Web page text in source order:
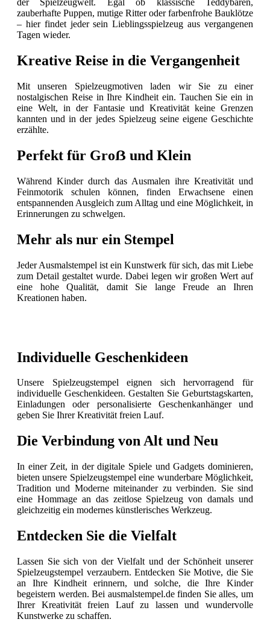
der Spielzeugwelt. Egal ob klassische Teddybären,
zauberhafte Puppen, mutige Ritter oder farbenfrohe Bauklötze
– hier findet jeder sein Lieblingsspielzeug aus vergangenen
Tagen wieder.
Kreative Reise in die Vergangenheit
Mit unseren Spielzeugmotiven laden wir Sie zu einer
nostalgischen Reise in Ihre Kindheit ein. Tauchen Sie ein in
eine Welt, in der Fantasie und Kreativität keine Grenzen
kannten und in der jedes Spielzeug seine eigene Geschichte
erzählte.
Perfekt für Groẞ und Klein
Während Kinder durch das Ausmalen ihre Kreativität und
Feinmotorik schulen können, finden Erwachsene einen
entspannenden Ausgleich zum Alltag und eine Möglichkeit, in
Erinnerungen zu schwelgen.
Mehr als nur ein Stempel
Jeder Ausmalstempel ist ein Kunstwerk für sich, das mit Liebe
zum Detail gestaltet wurde. Dabei legen wir großen Wert auf
eine hohe Qualität, damit Sie lange Freude an Ihren
Kreationen haben.
Individuelle Geschenkideen
Unsere Spielzeugstempel eignen sich hervorragend für
individuelle Geschenkideen. Gestalten Sie Geburtstagskarten,
Einladungen oder personalisierte Geschenkanhänger und
geben Sie Ihrer Kreativität freien Lauf.
Die Verbindung von Alt und Neu
In einer Zeit, in der digitale Spiele und Gadgets dominieren,
bieten unsere Spielzeugstempel eine wunderbare Möglichkeit,
Tradition und Moderne miteinander zu verbinden. Sie sind
eine Hommage an das zeitlose Spielzeug von damals und
gleichzeitig ein modernes künstlerisches Werkzeug.
Entdecken Sie die Vielfalt
Lassen Sie sich von der Vielfalt und der Schönheit unserer
Spielzeugstempel verzaubern. Entdecken Sie Motive, die Sie
an Ihre Kindheit erinnern, und solche, die Ihre Kinder
begeistern werden. Bei ausmalstempel.de finden Sie alles, um
Ihrer Kreativität freien Lauf zu lassen und wundervolle
Kunstwerke zu schaffen.